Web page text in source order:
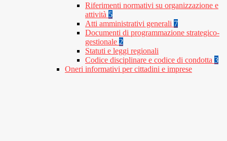
Riferimenti normativi su organizzazione e
attività 5
Atti amministrativi generali 7
Documenti di programmazione strategico-
gestionale 2
Statuti e leggi regionali
Codice disciplinare e codice di condotta 3
Oneri informativi per cittadini e imprese